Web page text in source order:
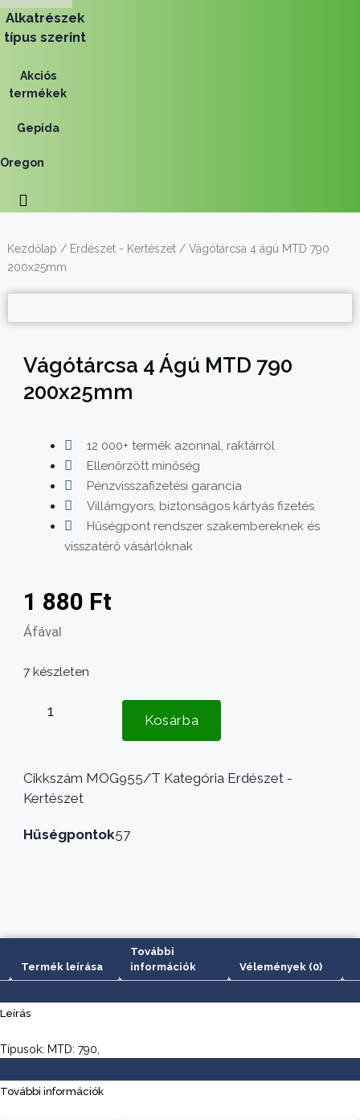
Alkatrészek
típus szerint
Akciós
termékek
Gepida
Oregon
Kezdőlap / Erdészet - Kertészet/ Vágótárcsa 4 ágú MTD 790
200x25mm
Vágótárcsa 4 Ágú MTD 790
200x25mm
12 000+ termék azonnal, raktárról
Ellenőrzött minőség
Pénzvisszafizetési garancia
Villámgyors, biztonságos kártyás fizetés
Hűségpont rendszer szakembereknek és
visszatérő vásárlóknak
1 880 Ft
Áfával
7 készleten
Vágótárcsa
mennyiség
Kosárba
Cikkszám MOG955/T Kategória Erdészet -
Kertészet
Hűségpontok57
Termék leírása
További
információk
Vélemények (0)
Leírás
Típusok: MTD: 790,
További információk